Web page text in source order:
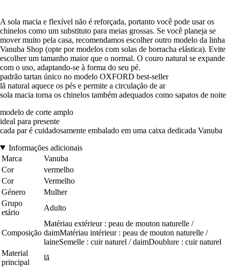
A sola macia e flexível não é reforçada, portanto você pode usar os
chinelos como um substituto para meias grossas. Se você planeja se
mover muito pela casa, recomendamos escolher outro modelo da linha
Vanuba Shop (opte por modelos com solas de borracha elástica). Evite
escolher um tamanho maior que o normal. O couro natural se expande
com o uso, adaptando-se à forma do seu pé.
padrão tartan único no modelo OXFORD best-seller
lã natural aquece os pés e permite a circulação de ar
sola macia torna os chinelos também adequados como sapatos de noite
modelo de corte amplo
ideal para presente
cada par é cuidadosamente embalado em uma caixa dedicada Vanuba
Informações adicionais
Marca
Vanuba
Cor
vermelho
Cor
Vermelho
Género
Mulher
Grupo
etário
Adulto
Composição
Matériau extérieur : peau de mouton naturelle /
daimMatériau intérieur : peau de mouton naturelle /
laineSemelle : cuir naturel / daimDoublure : cuir naturel
Material
principal
lã